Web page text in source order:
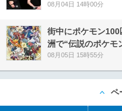
08月04日 14時00分
街中にポケモン
洲で“伝説のポケモ
08月05日 15時55分
ペ